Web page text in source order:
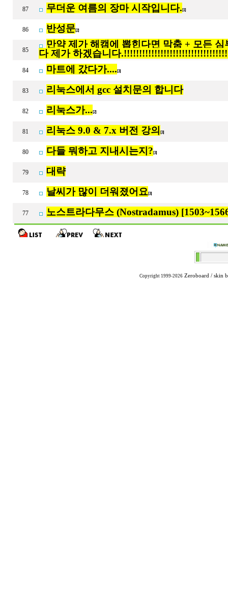
87 무더운 여름의 장마 시작입니다. [1]
86 반성문[2]
85
만약 제가 해캠에 뽑힌다면 막춤 + 모든
다 제가 하겠습니다
84 마트에 갔다가.... [3]
83 리눅스에서 gcc 설치문의 합니다
82 리눅스가... [2]
81 리눅스 9.0 & 7.x 버전 강의 [3]
80 다들 뭐하고 지내시는지? [3]
79 대략
78 날씨가 많이 더워졌어요[3]
77 노스트라다무스 (Nostradamus)
Copyright 1999-2026 Zeroboard / skin